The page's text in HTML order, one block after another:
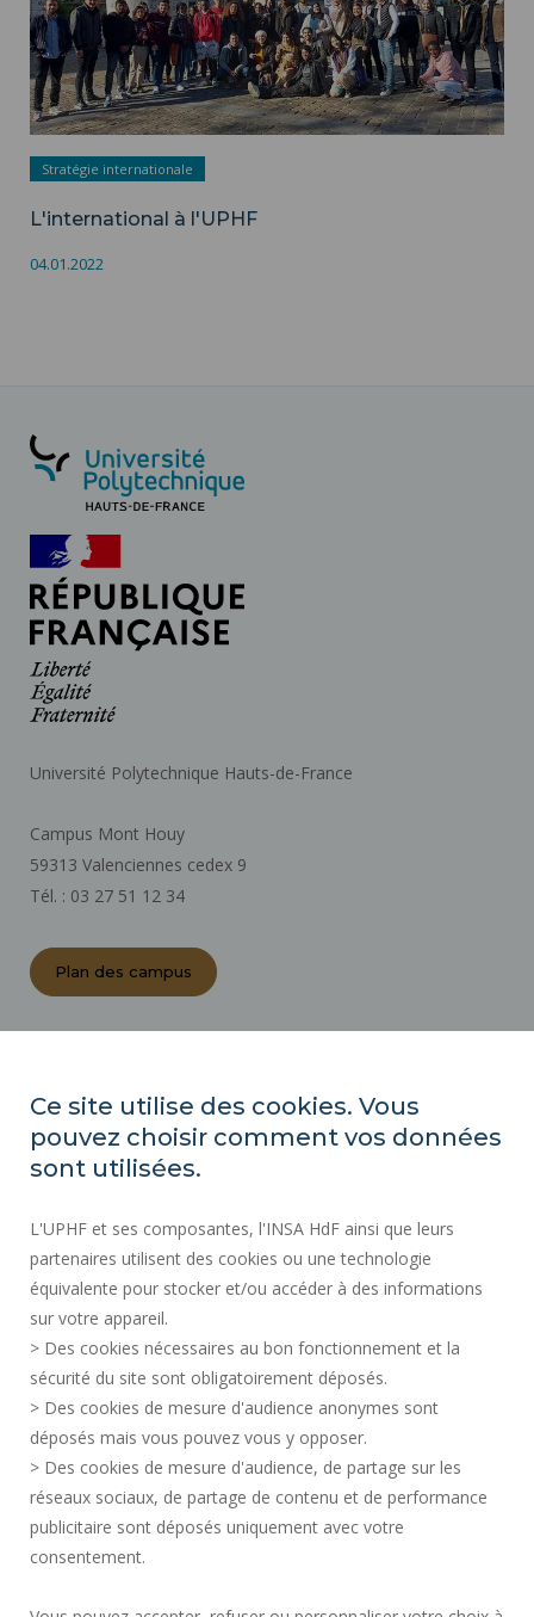
Stratégie internationale
L'international à l'UPHF
04.01.2022
Université Polytechnique Hauts-de-France
Campus Mont Houy
59313 Valenciennes cedex 9
Tél. : 03 27 51 12 34
Plan des campus
MARCHÉS PUBLICS
PLAN DU SITE
PLAN DES CAMPUS
MENTIONS LÉGALES
CONTACTS
DONNÉES PERSONNELLES
SERVICES PUBLICS +
CRÉDITS
JE DONNE MON AVIS
ACCESSIBILITÉ : NON CONFORME
GESTION DES COOKIES
Ce site utilise des cookies. Vous
pouvez choisir comment vos données
sont utilisées.
L'UPHF et ses composantes, l'INSA HdF ainsi que leurs
partenaires utilisent des cookies ou une technologie
équivalente pour stocker et/ou accéder à des informations
sur votre appareil.
> Des cookies nécessaires au bon fonctionnement et la
sécurité du site sont obligatoirement déposés.
> Des cookies de mesure d'audience anonymes sont
déposés mais vous pouvez vous y opposer.
> Des cookies de mesure d'audience, de partage sur les
réseaux sociaux, de partage de contenu et de performance
publicitaire sont déposés uniquement avec votre
consentement.